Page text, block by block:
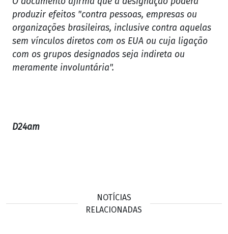
produzir efeitos "contra pessoas, empresas ou
organizações brasileiras, inclusive contra aquelas
sem vínculos diretos com os EUA ou cuja ligação
com os grupos designados seja indireta ou
meramente involuntária".
D24am
NOTÍCIAS
RELACIONADAS